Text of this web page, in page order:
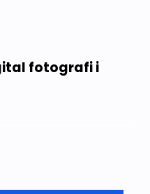
fotografi i